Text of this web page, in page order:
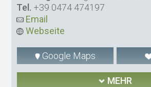
Tel. +39 0474 474197
Email
Webseite
Google Maps
MEHR